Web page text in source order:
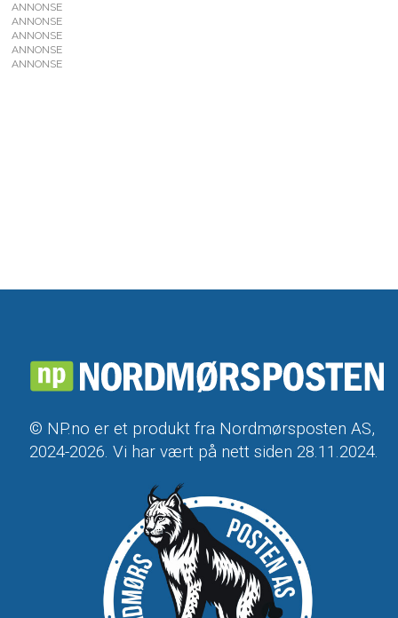
ANNONSE
ANNONSE
ANNONSE
ANNONSE
ANNONSE
© NP.no er et produkt fra Nordmørsposten AS,
2024-2026. Vi har vært på nett siden 28.11.2024.